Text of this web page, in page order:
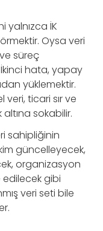
yalnızca İK
Oysa veri
süreç
İkinci hata, yapay
yüklemektir.
veri, ticari sır ve
sokabilir.
sahipliğinin
kim güncelleyecek,
organizasyon
gibi
veri seti bile